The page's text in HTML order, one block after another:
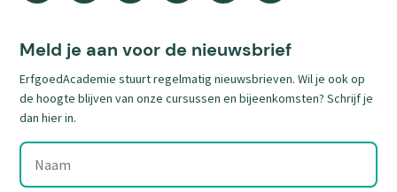
link)
link)
link)
link)
link)
link)
Meld je aan voor de nieuwsbrief
ErfgoedAcademie stuurt regelmatig nieuwsbrieven. Wil je ook op
de hoogte blijven van onze cursussen en bijeenkomsten? Schrijf je
dan hier in.
Naam